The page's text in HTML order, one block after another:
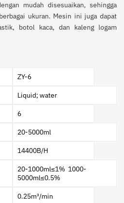
mudah disesuaikan, sehingga
ukuran. Mesin ini juga dapat
botol kaca, dan kaleng logam
ZY-6
Liquid; water
6
20-5000ml
14400B/H
20-1000ml≤1% 1000-
5000ml≤0.5%
0.25m³/min